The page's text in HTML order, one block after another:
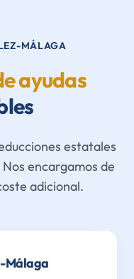
MÁLAGA
ayudas
estatales
encargamos de
adicional.
Málaga